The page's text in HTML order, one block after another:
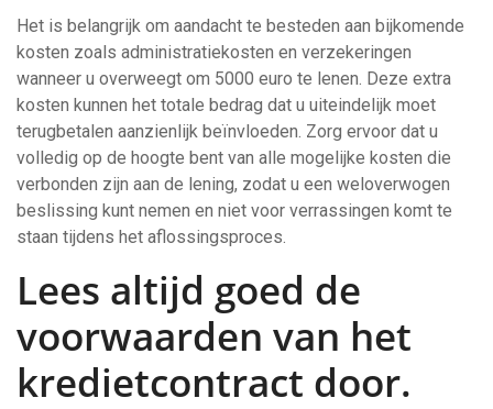
Het is belangrijk om aandacht te besteden aan bijkomende
kosten zoals administratiekosten en verzekeringen
wanneer u overweegt om 5000 euro te lenen. Deze extra
kosten kunnen het totale bedrag dat u uiteindelijk moet
terugbetalen aanzienlijk beïnvloeden. Zorg ervoor dat u
volledig op de hoogte bent van alle mogelijke kosten die
verbonden zijn aan de lening, zodat u een weloverwogen
beslissing kunt nemen en niet voor verrassingen komt te
staan tijdens het aflossingsproces.
Lees altijd goed de
voorwaarden van het
kredietcontract door.